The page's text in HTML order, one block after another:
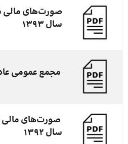
صورت‌های مالی
سال ۱۳۹۳
مجمع عمومی عادی
صورت‌های مالی
سال ۱۳۹۲